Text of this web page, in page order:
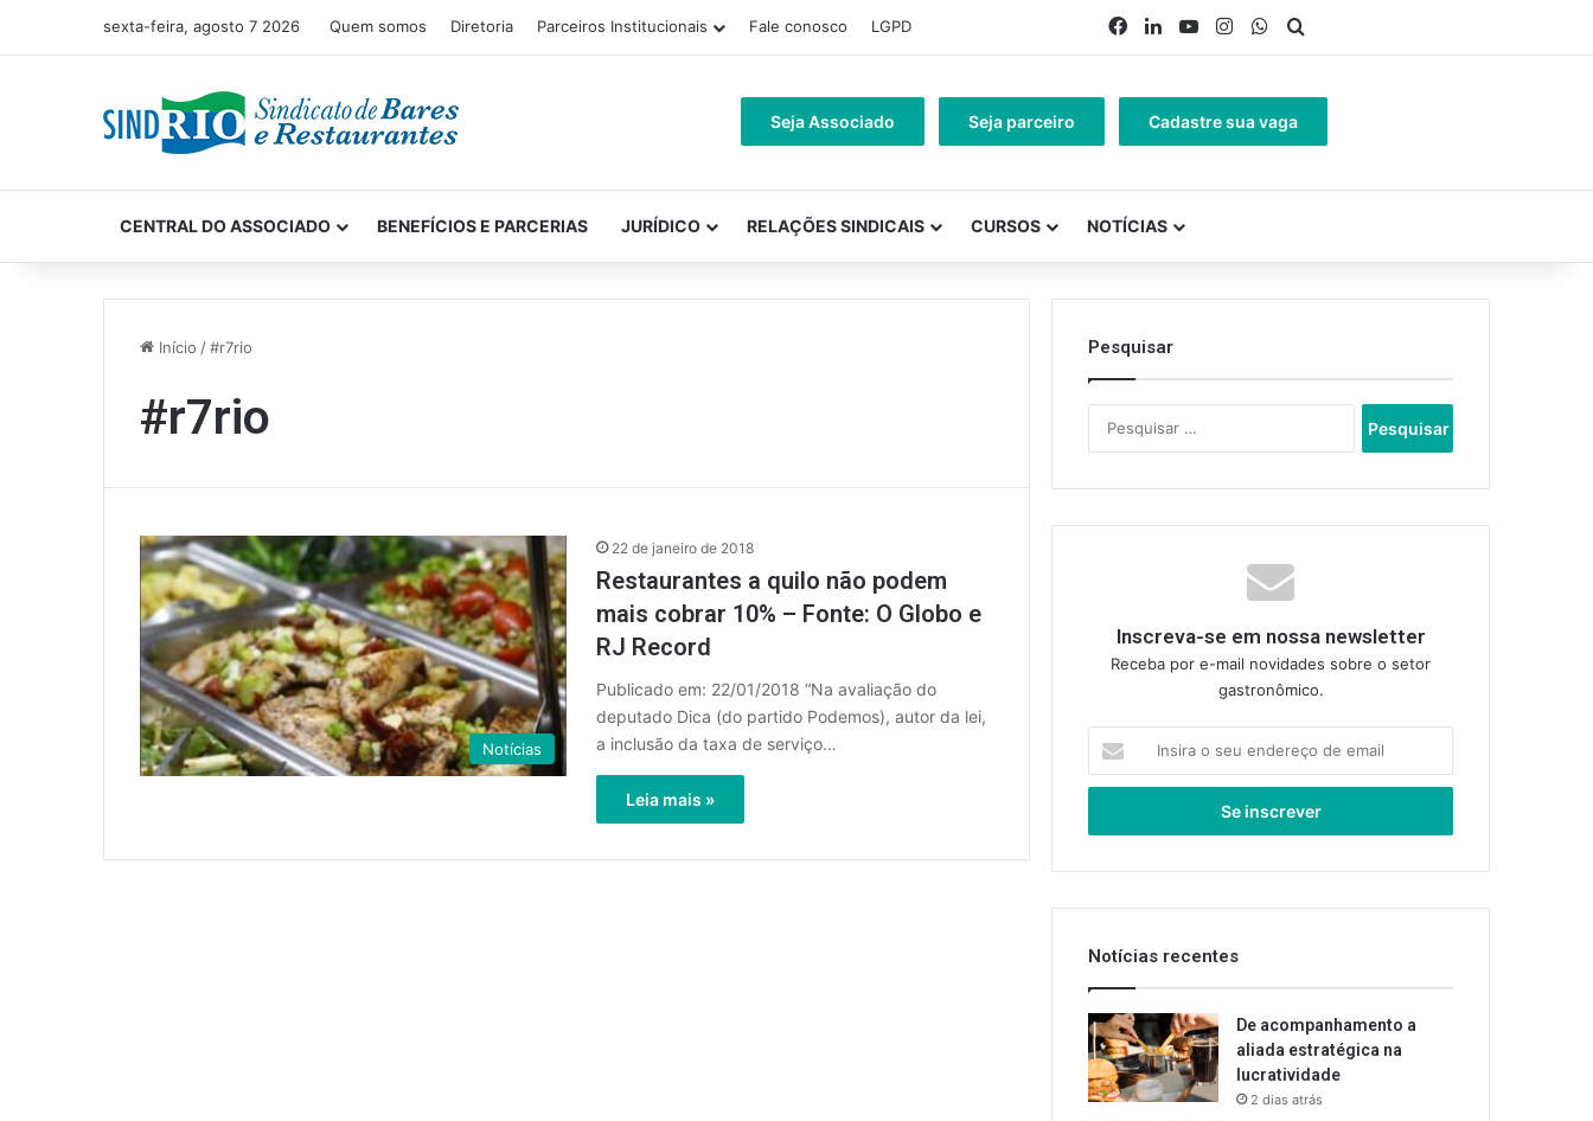
sexta-feira, agosto 7 2026 Quem somos Diretoria Parceiros Institucionais Fale conosco LGPD Facebook
LinkedinYouTubeInstagramWhatsApp
Seja Associado Seja parceiro Cadastre sua vaga
CENTRAL DO ASSOCIADO BENEFÍCIOS E PARCERIAS JURÍDICO RELAÇÕES SINDICAIS CURSOS NOTÍCIAS
Início /#r7rio
#r7rio
Notícias
22 de janeiro de 2018
Restaurantes a quilo não podem
mais cobrar 10% – Fonte: O Globo e
RJ Record
Publicado em: 22/01/2018 “Na avaliação do
deputado Dica (do partido Podemos), autor da lei,
a inclusão da taxa de serviço…
Leia mais »
Pesquisar
por:
Inscreva-se em nossa newsletter
Receba por e-mail novidades sobre o setor
gastronômico.
seu
de
Notícias recentes
De acompanhamento a
aliada estratégica na
lucratividade
2 dias atrás